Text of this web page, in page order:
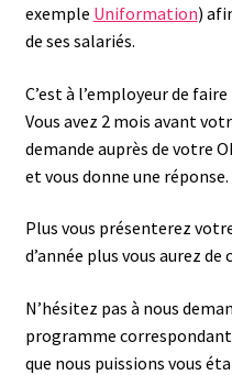
exemple Uniformation)
de ses salariés.
C’est à l’employeur de
Vous avez 2 mois avant
demande auprès de votre
et vous donne une réponse.
Plus vous présenterez
d’année plus vous aurez de
N’hésitez pas à nous
programme correspondant
que nous puissions vous